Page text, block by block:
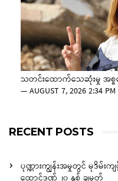
သတင်းထောက်သေဆုံးမှု အစ္စ
—AUGUST 7, 2026 2:34 PM
RECENT POSTS
ပုဏ္ဏားကျွန်းအမှုတွင် မုဒိမ်